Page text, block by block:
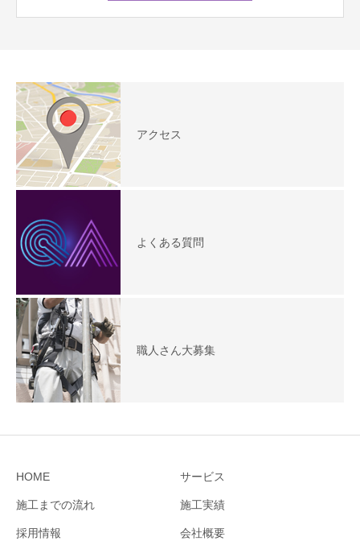
アクセス
よくある質問
職人さん大募集
HOME サービス
施工までの流れ 施工実績
採用情報 会社概要